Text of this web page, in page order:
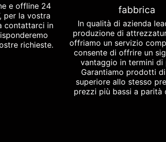
e offline 24
per la vostra
contattarci in
richieste.
fabbrica
In qualità di azienda
produzione di
offriamo un servizio
consente di offrire un
vantaggio in termini di
Garantiamo prodotti
superiore allo stesso
prezzi più bassi a parità